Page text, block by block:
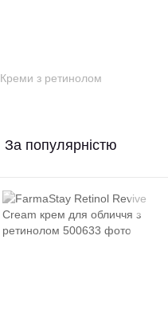
Креми з ретинолом
За популярністю